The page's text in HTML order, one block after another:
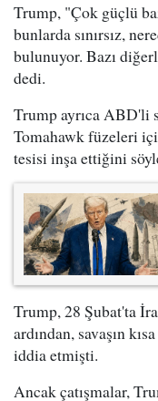
Trump, "Çok güçlü
bunlarda sınırsız,
bulunuyor. Bazı
dedi.
Trump ayrıca ABD'li
Tomahawk füzeleri
tesisi inşa ettiğini
Trump, 28 Şubat'ta
ardından, savaşın
iddia etmişti.
Ancak çatışmalar,